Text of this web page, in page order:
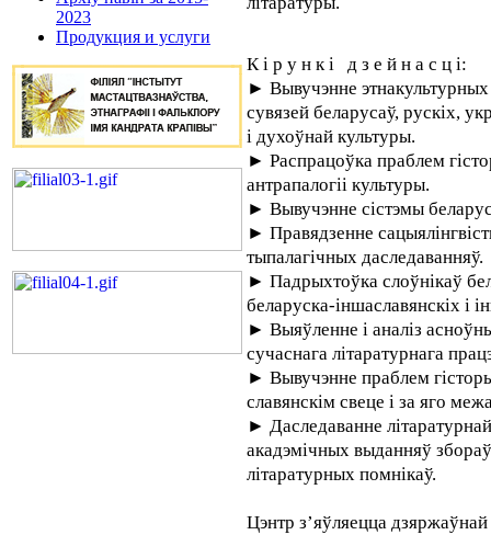
2023
Продукция и услуги
К і р у н к і д з е й н а с ц і:
► Вывучэнне
сувязей беларусаў, рускіх,
і духоўнай культуры.
► Распрацоўка праблем
антрапалогіі культуры.
► Вывучэнне сістэмы
► Правядзенне
тыпалагічных даследаванняў.
► Падрыхтоўка слоўнікаў
беларуска-іншаславянскіх і
► Выяўленне і аналіз
сучаснага літаратурнага
► Вывучэнне праблем
славянскім свеце і за яго
► Даследаванне
акадэмічных выданняў
літаратурных помнікаў.
Цэнтр з’яўляецца